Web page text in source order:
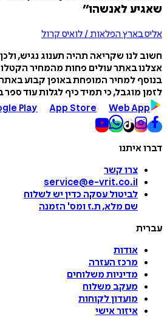
שאגיע לאנשהו״
אליס בארץ הפלאות / לואיס קרול
חשוב לנו שקריאה תהיה תענוג נגיש,
אצלנו באתר עולים פחות מהמחיר
בנוסף למחיר המופחת באופן קבוע
לזמן מוגבל, כי תמיד כיף לגלות עוד
Play
App Store Web App
דברו איתנו
צרו קשר
service@e-vrit.co.il
לביטול עסקה כדין יש לשלוח
שם מלא, ת.ז ומס' הזמנה
עברית
אודות
מרכז העזרה
מדיניות משלוחים
מעקב משלוח
מועדון לקוחות
איזור אישי